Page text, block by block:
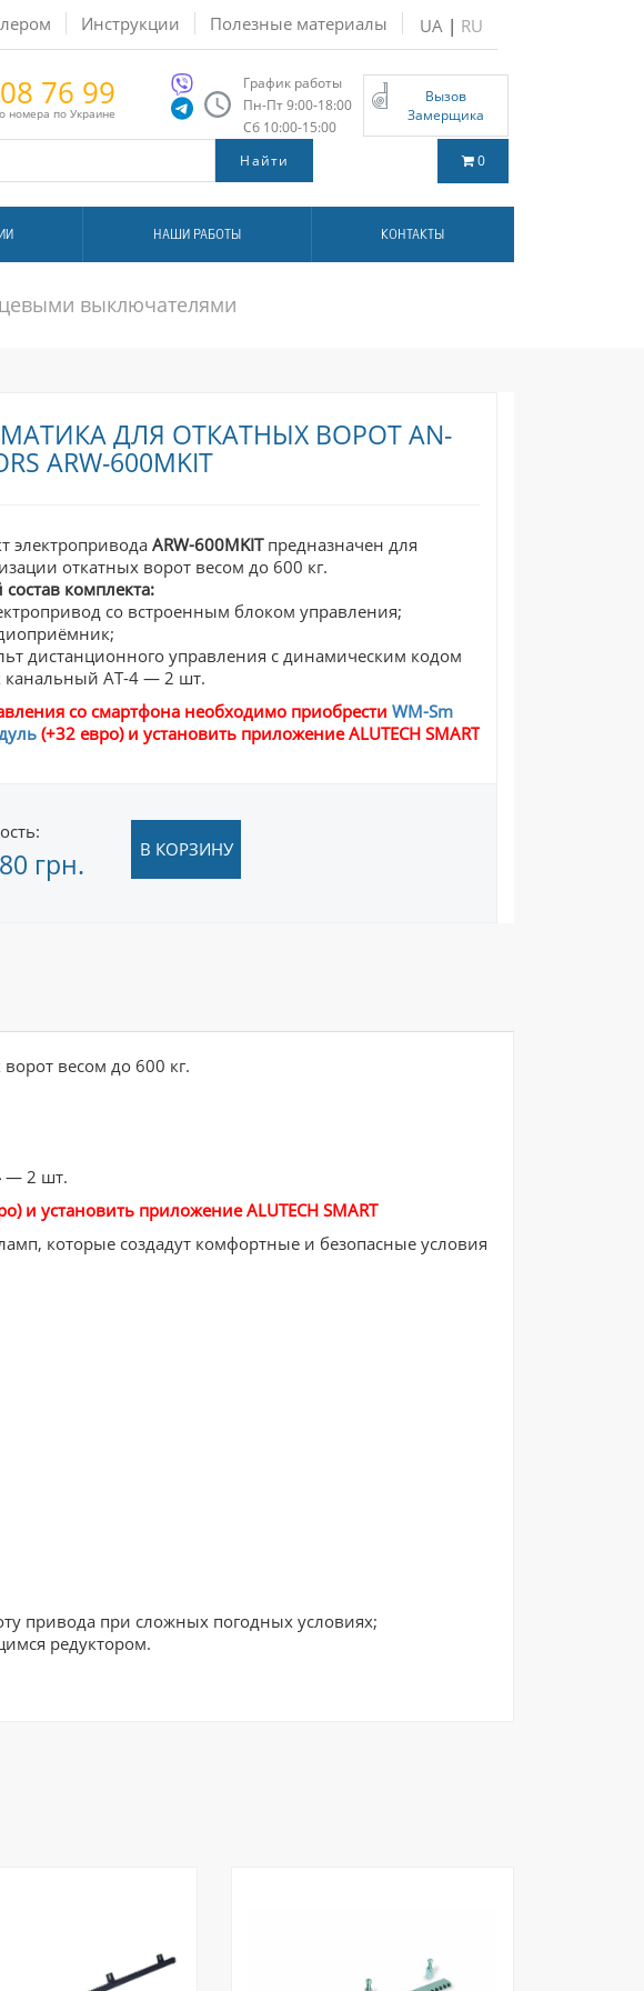
Инструкции Полезные материалы UA | RU
76 99
номера по Украине
График работы
Пн-Пт 9:00-18:00
Сб 10:00-15:00
Вызов
Замерщика
0
НАШИ РАБОТЫ КОНТАКТЫ
выключателями
ДЛЯ ОТКАТНЫХ ВОРОТ AN-
ARW-600MKIT
электроприводаARW-600MKIT предназначен для
откатных ворот весом до 600 кг.
комплекта:
со встроенным блоком управления;
дистанционного управления с динамическим кодом
канальный АТ-4 — 2 шт.
со смартфона необходимо приобрести WM-Sm
(+32 евро) и установить приложение ALUTECH SMART
грн. В КОРЗИНУ
весом до 600 кг.
— 2 шт.
и установить приложение ALUTECH SMART
которые создадут комфортные и безопасные условия
привода при сложных погодных условиях;
редуктором.